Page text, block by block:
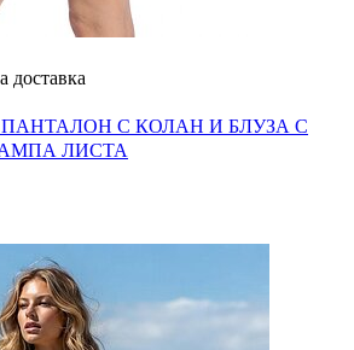
доставка
С КОЛАН И БЛУЗА С
ЛИСТА